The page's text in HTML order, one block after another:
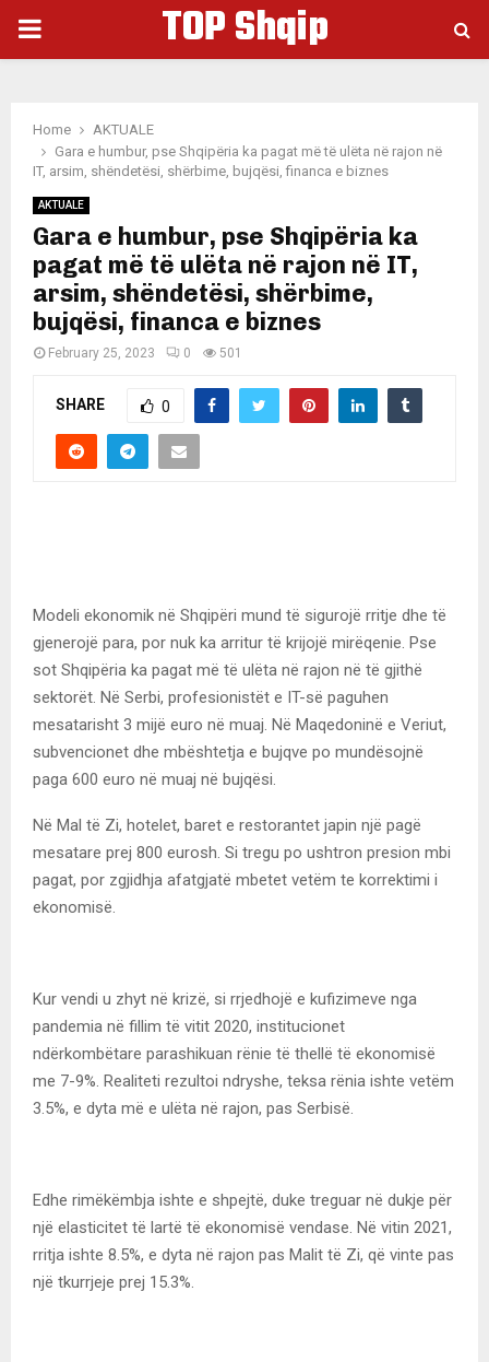
PRIMARY
TOP Shqip
Home
AKTUALE
Gara e humbur, pse Shqipëria ka pagat më të ulëta në rajon në
IT, arsim, shëndetësi, shërbime, bujqësi, financa e biznes
AKTUALE
Gara e humbur, pse Shqipëria ka
pagat më të ulëta në rajon në IT,
arsim, shëndetësi, shërbime,
bujqësi, financa e biznes
February 25, 2023 0 501
SHARE 0
Modeli ekonomik në Shqipëri mund të sigurojë rritje dhe të
gjenerojë para, por nuk ka arritur të krijojë mirëqenie. Pse
sot Shqipëria ka pagat më të ulëta në rajon në të gjithë
sektorët. Në Serbi, profesionistët e IT-së paguhen
mesatarisht 3 mijë euro në muaj. Në Maqedoninë e Veriut,
subvencionet dhe mbështetja e bujqve po mundësojnë
paga 600 euro në muaj në bujqësi.
Në Mal të Zi, hotelet, baret e restorantet japin një pagë
mesatare prej 800 eurosh. Si tregu po ushtron presion mbi
pagat, por zgjidhja afatgjatë mbetet vetëm te korrektimi i
ekonomisë.
Kur vendi u zhyt në krizë, si rrjedhojë e kufizimeve nga
pandemia në fillim të vitit 2020, institucionet
ndërkombëtare parashikuan rënie të thellë të ekonomisë
me 7-9%. Realiteti rezultoi ndryshe, teksa rënia ishte vetëm
3.5%, e dyta më e ulëta në rajon, pas Serbisë.
Edhe rimëkëmbja ishte e shpejtë, duke treguar në dukje për
një elasticitet të lartë të ekonomisë vendase. Në vitin 2021,
rritja ishte 8.5%, e dyta në rajon pas Malit të Zi, që vinte pas
një tkurrjeje prej 15.3%.